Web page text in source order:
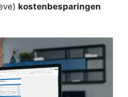
kostenbesparingen